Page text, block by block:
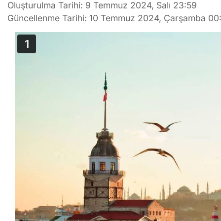
Oluşturulma Tarihi: 9 Temmuz 2024, Salı 23:59
Güncellenme Tarihi: 10 Temmuz 2024, Çarşamba